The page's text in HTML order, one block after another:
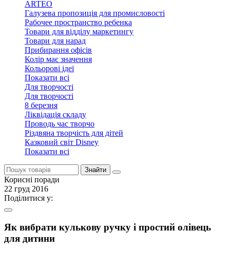
ARTEO
Галузева пропозиція для промисловості
Рабочее пространство ребенка
Товари для відділу маркетингу
Товари для нарад
Прибирання офісів
Колір має значення
Кольорові ідеї
Показати всі
Для творчостi
Для творчостi
8 березня
Ліквідація складу
Проводь час творчо
Різдвяна творчість для дітей
Казковий світ Disney
Показати всі
Знайти
Корисні поради
22 груд 2016
Поділитися у:
Як вибрати кулькову ручку і простий олівець
для дитини